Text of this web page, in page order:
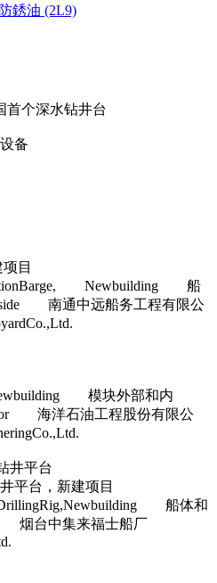
銹油 (2L9)
首个深水钻井台
备
建项目
Newbuilding 船
南通中远船务工程有限公
模块外部和内
海洋石油工程股份有限公
井平台
平台，新建项目
船体和
烟台中集来福士船厂